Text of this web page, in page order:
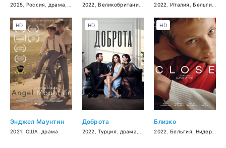
2025 Россия драма криминал
2022 ,Великобритания ужасы
2022 Италия ,Бельгия
Энджел Маунтин
2021 США драма
HD
Доброта
2022 ,Турция драма мелодрама
HD
Близко
2022 Бельгия Нидерланды
HD